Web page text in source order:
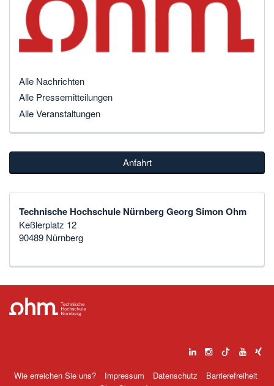
Alle Nachrichten
Alle Pressemitteilungen
Alle Veranstaltungen
Anfahrt
Technische Hochschule Nürnberg Georg Simon Ohm
Keßlerplatz 12
90489 Nürnberg
Wie erreichen Sie uns? Impressum Datenschutz
Barrierefreiheit